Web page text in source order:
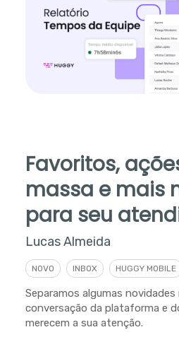
Favoritos,
massa e mais
para seu
Lucas Almeida
NOVO INBOX HUGGY MOBILE
Separamos algumas
conversação da plataforma e
merecem a sua atenção.